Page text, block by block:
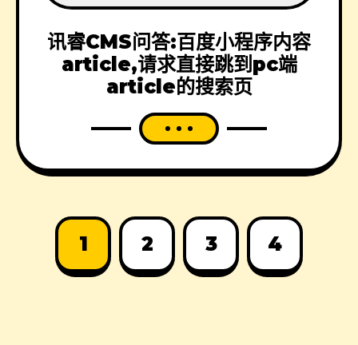
讯睿CMS问答:百度小程序内容
article,请求直接跳到pc端
article的搜索页
1 2 3 4